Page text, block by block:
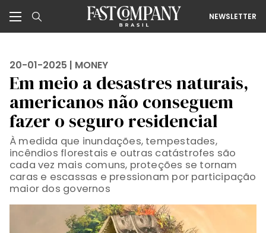
NEWSLETTER
20-01-2025 | MONEY
Em meio a desastres naturais,
americanos não conseguem
fazer o seguro residencial
À medida que inundações, tempestades,
incêndios florestais e outras catástrofes são
cada vez mais comuns, proteções se tornam
caras e escassas e pressionam por participação
maior dos governos